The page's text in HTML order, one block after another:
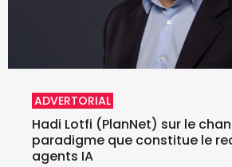
ADVERTORIAL
Hadi Lotfi (PlanNet) sur le
paradigme que constitue le
agents IA